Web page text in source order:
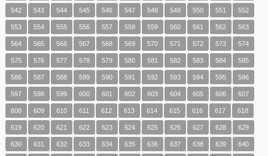
542 543 544 545 546 547 548 549 550 551 552
553 554 555 556 557 558 559 560 561 562 563
564 565 566 567 568 569 570 571 572 573 574
575 576 577 578 579 580 581 582 583 584 585
586 587 588 589 590 591 592 593 594 595 596
597 598 599 600 601 602 603 604 605 606 607
608 609 610 611 612 613 614 615 616 617 618
619 620 621 622 623 624 625 626 627 628 629
630 631 632 633 634 635 636 637 638 639 640